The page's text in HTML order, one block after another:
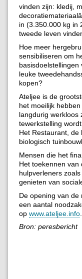
vinden zijn: kledij,
in (3.350.000 kg in
tweede leven
Hoe meer
sensibiliseren om
basisdoelstellingen
leuke
kopen?
Ateljee is de
het moeilijk
langdurig werkloos
tewerkstelling
Het Restaurant, de
biologisch
Mensen die het
Het toekennen
hulpverleners
genieten van
De opening van de
een aantal
op www.ateljee.info
Bron: peresbericht